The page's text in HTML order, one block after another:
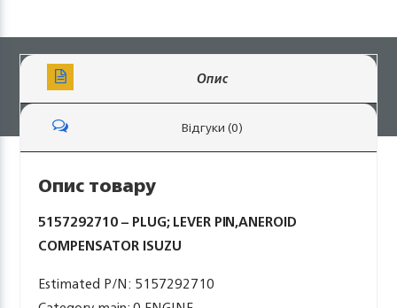
Опис
Відгуки (0)
Опис товару
5157292710 – PLUG; LEVER PIN,ANEROID
COMPENSATOR ISUZU
Estimated P/N: 5157292710